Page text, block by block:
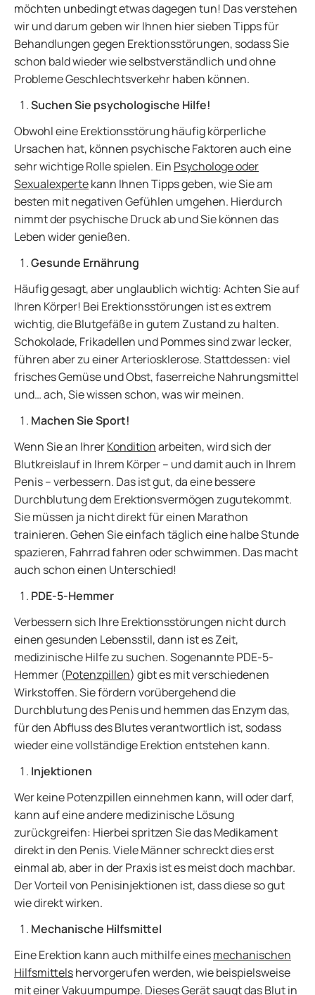
möchten unbedingt etwas dagegen tun! Das verstehen
wir und darum geben wir Ihnen hier sieben Tipps für
Behandlungen gegen Erektionsstörungen, sodass Sie
schon bald wieder wie selbstverständlich und ohne
Probleme Geschlechtsverkehr haben können.
Suchen Sie psychologische Hilfe!
Obwohl eine Erektionsstörung häufig körperliche
Ursachen hat, können psychische Faktoren auch eine
sehr wichtige Rolle spielen. Ein Psychologe oder
Sexualexpertekann Ihnen Tipps geben, wie Sie am
besten mit negativen Gefühlen umgehen. Hierdurch
nimmt der psychische Druck ab und Sie können das
Leben wider genießen.
Gesunde Ernährung
Häufig gesagt, aber unglaublich wichtig: Achten Sie auf
Ihren Körper! Bei Erektionsstörungen ist es extrem
wichtig, die Blutgefäße in gutem Zustand zu halten.
Schokolade, Frikadellen und Pommes sind zwar lecker,
führen aber zu einer Arteriosklerose. Stattdessen: viel
frisches Gemüse und Obst, faserreiche Nahrungsmittel
und… ach, Sie wissen schon, was wir meinen.
Machen Sie Sport!
Wenn Sie an IhrerKonditionarbeiten, wird sich der
Blutkreislauf in Ihrem Körper – und damit auch in Ihrem
Penis – verbessern. Das ist gut, da eine bessere
Durchblutung dem Erektionsvermögen zugutekommt.
Sie müssen ja nicht direkt für einen Marathon
trainieren. Gehen Sie einfach täglich eine halbe Stunde
spazieren, Fahrrad fahren oder schwimmen. Das macht
auch schon einen Unterschied!
PDE-5-Hemmer
Verbessern sich Ihre Erektionsstörungen nicht durch
einen gesunden Lebensstil, dann ist es Zeit,
medizinische Hilfe zu suchen. Sogenannte PDE-5-
Hemmer (Potenzpillen) gibt es mit verschiedenen
Wirkstoffen. Sie fördern vorübergehend die
Durchblutung des Penis und hemmen das Enzym das,
für den Abfluss des Blutes verantwortlich ist, sodass
wieder eine vollständige Erektion entstehen kann.
Injektionen
Wer keine Potenzpillen einnehmen kann, will oder darf,
kann auf eine andere medizinische Lösung
zurückgreifen: Hierbei spritzen Sie das Medikament
direkt in den Penis. Viele Männer schreckt dies erst
einmal ab, aber in der Praxis ist es meist doch machbar.
Der Vorteil von Penisinjektionen ist, dass diese so gut
wie direkt wirken.
Mechanische Hilfsmittel
Eine Erektion kann auch mithilfe einesmechanischen
Hilfsmittelshervorgerufen werden, wie beispielsweise
mit einer Vakuumpumpe. Dieses Gerät saugt das Blut in